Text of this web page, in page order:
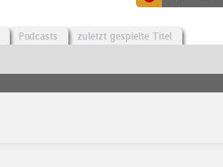
Podcasts zuletzt gespielte Titel